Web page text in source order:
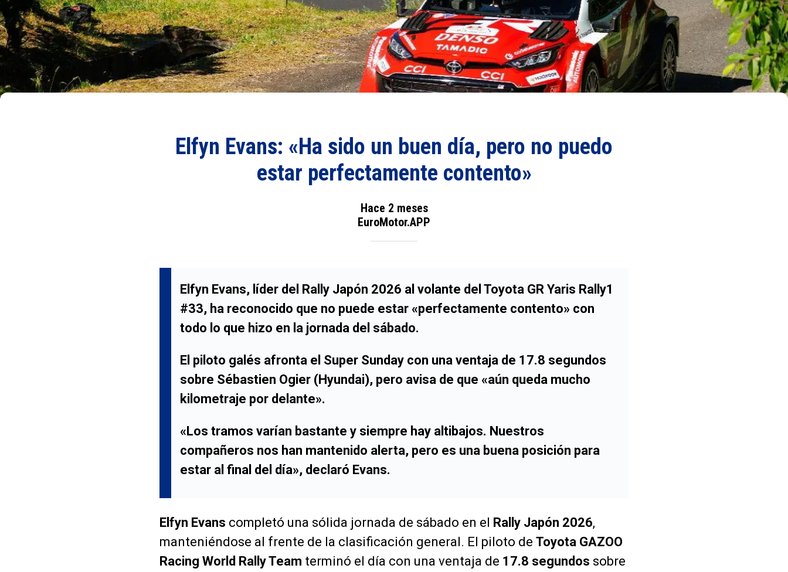
Elfyn Evans: «Ha sido un buen día, pero no puedo
estar perfectamente contento»
Hace 2 meses
EuroMotor.APP
Elfyn Evans, líder del Rally Japón 2026 al volante del Toyota GR Yaris Rally1
#33, ha reconocido que no puede estar «perfectamente contento» con
todo lo que hizo en la jornada del sábado.
El piloto galés afronta el Super Sunday con una ventaja de 17.8 segundos
sobre Sébastien Ogier (Hyundai), pero avisa de que «aún queda mucho
kilometraje por delante».
«Los tramos varían bastante y siempre hay altibajos. Nuestros
compañeros nos han mantenido alerta, pero es una buena posición para
estar al final del día», declaró Evans.
Elfyn Evans completó una sólida jornada de sábado en el Rally Japón 2026,
manteniéndose al frente de la clasificación general. El piloto de Toyota GAZOO
Racing World Rally Team terminó el día con una ventaja de 17.8 segundos sobre